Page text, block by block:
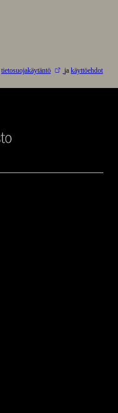
tietosuojakäytäntö jakäyttöehdot